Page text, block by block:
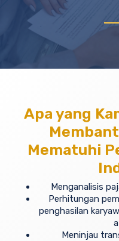
Apa yang
Mematuhi
Menganalisis
Perhitungan
penghasilan
Meninjau